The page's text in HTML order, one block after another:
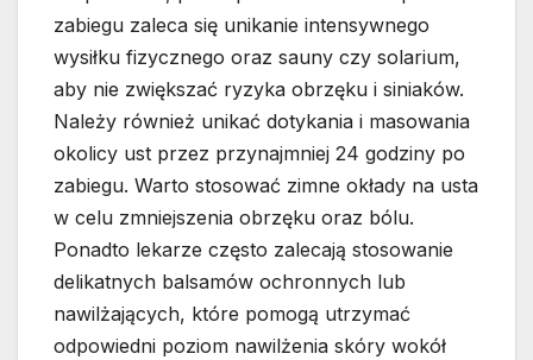
zabiegu zaleca się unikanie intensywnego
wysiłku fizycznego oraz sauny czy solarium,
aby nie zwiększać ryzyka obrzęku i siniaków.
Należy również unikać dotykania i masowania
okolicy ust przez przynajmniej 24 godziny po
zabiegu. Warto stosować zimne okłady na usta
w celu zmniejszenia obrzęku oraz bólu.
Ponadto lekarze często zalecają stosowanie
delikatnych balsamów ochronnych lub
nawilżających, które pomogą utrzymać
odpowiedni poziom nawilżenia skóry wokół